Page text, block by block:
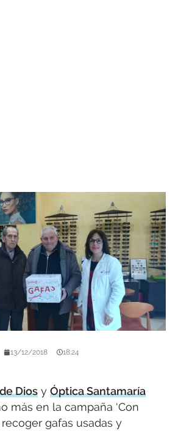
13/12/2018 18:24
Dios y Óptica Santamaría
más en la campaña ‘Con
recoger gafas usadas y